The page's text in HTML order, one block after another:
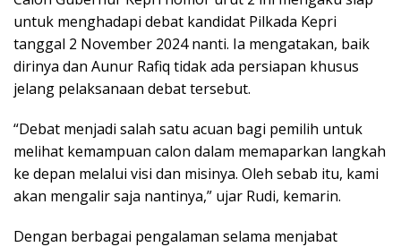
untuk menghadapi debat kandidat Pilkada Kepri
tanggal 2 November 2024 nanti. Ia mengatakan, baik
dirinya dan Aunur Rafiq tidak ada persiapan khusus
jelang pelaksanaan debat tersebut.
“Debat menjadi salah satu acuan bagi pemilih untuk
melihat kemampuan calon dalam memaparkan langkah
ke depan melalui visi dan misinya. Oleh sebab itu, kami
akan mengalir saja nantinya,” ujar Rudi, kemarin.
Dengan berbagai pengalaman selama menjabat